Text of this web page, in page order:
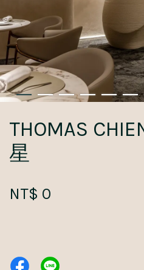
THOMAS
星
NT$ 0